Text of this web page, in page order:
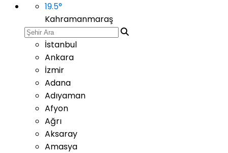
19.5°
Kahramanmaraş
İstanbul
Ankara
İzmir
Adana
Adıyaman
Afyon
Ağrı
Aksaray
Amasya